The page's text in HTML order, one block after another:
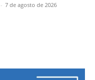
- 7 de agosto de 2026